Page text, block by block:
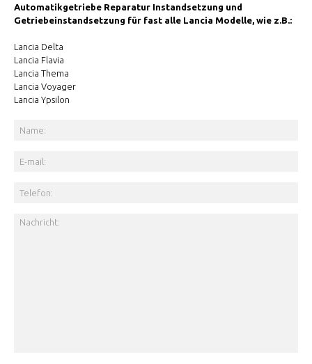
Automatikgetriebe Reparatur Instandsetzung und
Getriebeinstandsetzung für fast alle Lancia Modelle, wie z.B.:
Lancia Delta
Lancia Flavia
Lancia Thema
Lancia Voyager
Lancia Ypsilon